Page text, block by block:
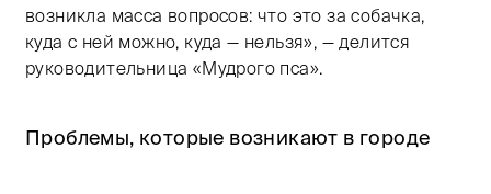
возникла масса вопросов: что это за собачка,
куда с ней можно, куда — нельзя», — делится
руководительница «Мудрого пса».
Проблемы, которые возникают в городе